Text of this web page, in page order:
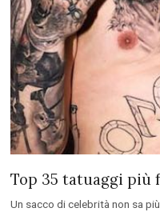
Top 35 tatuaggi
Un sacco di celebrità non sa